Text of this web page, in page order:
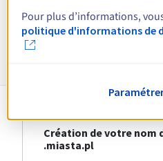
Création de votre nom
.miasta.pl
Pour plus d’informations,
politique d'informations de